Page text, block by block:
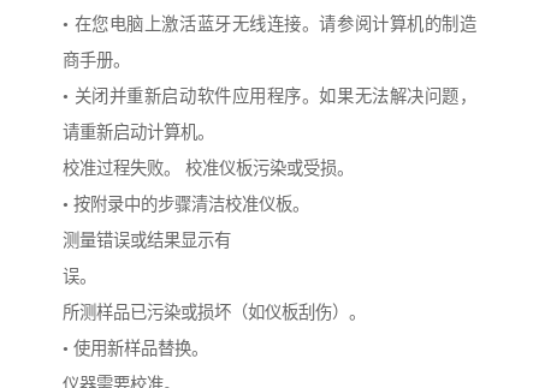
• 在您电脑上激活蓝牙无线连接。请参阅计算机的制造
商手册。
• 关闭并重新启动软件应用程序。如果无法解决问题，
请重新启动计算机。
校准过程失败。 校准仪板污染或受损。
• 按附录中的步骤清洁校准仪板。
测量错误或结果显示有
误。
所测样品已污染或损坏（如仪板刮伤）。
• 使用新样品替换。